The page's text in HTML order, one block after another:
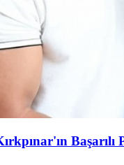
Başarılı